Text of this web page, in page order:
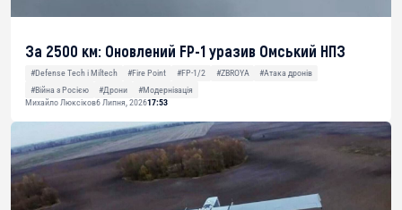
За 2500 км: Оновлений FP-1 уразив Омський НПЗ
#Defense Tech і Miltech #Fire Point #FP-1/2 #ZBROYA
#Атака дронів
#Війна з Росією
#Дрони
#Модернізація
Михайло Люксіков6 Липня, 202617:53